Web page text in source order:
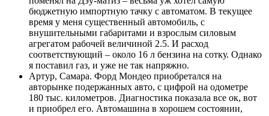
бюджетную импортную тачку с автоматом. В текущее
время у меня существенный автомобиль, с
внушительными габаритами и взрослым силовым
агрегатом рабочей величиной 2.5. И расход
соответствующий – около 16 л бензина на сотку. Однако
я поставил газ, и уже не так напряжно.
Артур, Самара. Форд Мондео приобретался на
авторынке подержанных авто, с цифрой на одометре
180 тыс. километров. Диагностика показала все ок, вот
и приобрел его. Автомашина в хорошем состоянии,